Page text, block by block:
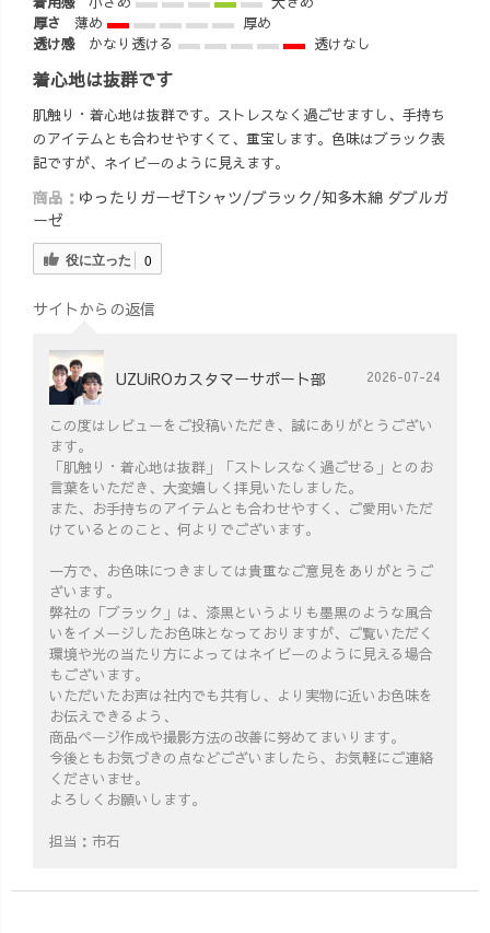
厚さ
薄め
厚め
透け感
かなり透ける 透けなし
着心地は抜群です
肌触り・着心地は抜群です。ストレスなく過ごせますし、手持ち
のアイテムとも合わせやすくて、重宝します。色味はブラック表
記ですが、ネイビーのように見えます。
商品： ゆったりガーゼTシャツ/ブラック/知多木綿 ダブルガ
ーゼ
役に立った 0
サイトからの返信
UZUiROカスタマーサポート部 2026-07-24
この度はレビューをご投稿いただき、誠にありがとうござい
ます。
「肌触り・着心地は抜群」「ストレスなく過ごせる」とのお
言葉をいただき、大変嬉しく拝見いたしました。
また、お手持ちのアイテムとも合わせやすく、ご愛用いただ
けているとのこと、何よりでございます。
一方で、お色味につきましては貴重なご意見をありがとうご
ざいます。
弊社の「ブラック」は、漆黒というよりも墨黒のような風合
いをイメージしたお色味となっておりますが、ご覧いただく
環境や光の当たり方によってはネイビーのように見える場合
もございます。
いただいたお声は社内でも共有し、より実物に近いお色味を
お伝えできるよう、
商品ページ作成や撮影方法の改善に努めてまいります。
今後ともお気づきの点などございましたら、お気軽にご連絡
くださいませ。
よろしくお願いします。
担当：市石